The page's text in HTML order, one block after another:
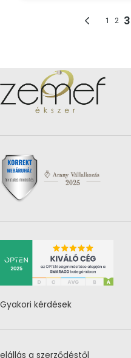
Gyakori kérdések
elállás a szerződéstől